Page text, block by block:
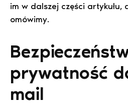
im w dalszej części artykułu,
omówimy.
prywatność
mail